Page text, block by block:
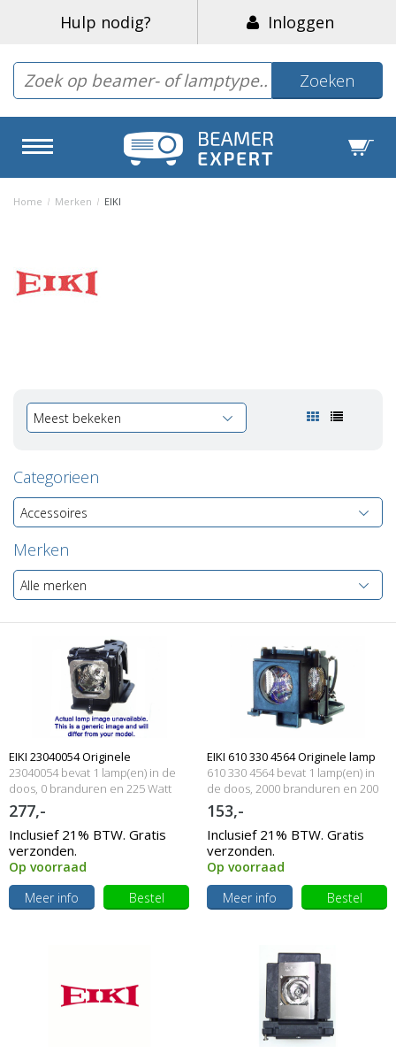
Hulp nodig? Inloggen
Zoeken
Home / Merken / EIKI
Meest bekeken
Categorieen
Accessoires
Merken
Alle merken
EIKI 23040054 Originele
lampmodule
23040054 bevat 1 lamp(en) in de
doos, 0 branduren en 225 Watt
277,-
Inclusief 21% BTW. Gratis
verzonden.
Op voorraad
Meer info
Bestel
EIKI 610 330 4564 Originele lamp
met behuizing
610 330 4564 bevat 1 lamp(en) in
de doos, 2000 branduren en 200
Watt
153,-
Inclusief 21% BTW. Gratis
verzonden.
Op voorraad
Meer info
Bestel